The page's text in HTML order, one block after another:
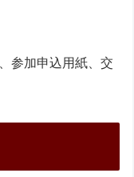
参加申込用紙、交